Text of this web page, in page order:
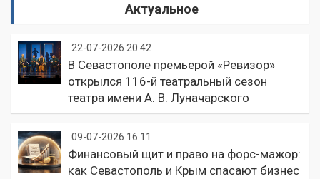
Актуальное
22-07-2026 20:42
В Севастополе премьерой «Ревизор»
открылся 116-й театральный сезон
театра имени А. В. Луначарского
09-07-2026 16:11
Финансовый щит и право на форс-мажор:
как Севастополь и Крым спасают бизнес